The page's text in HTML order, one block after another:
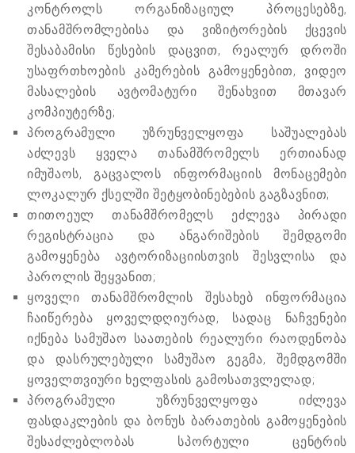
კონტროლს ორგანიზაციულ პროცესებზე,
თანამშრომლებისა და ვიზიტორების ქცევის
შესაბამისი წესების დაცვით, რეალურ დროში
უსაფრთხოების კამერების გამოყენებით, ვიდეო
მასალების ავტომატური შენახვით მთავარ
კომპიუტერზე;
პროგრამული უზრუნველყოფა საშუალებას
აძლევს ყველა თანამშრომელს ერთიანად
იმუშაოს, გაცვალოს ინფორმაციის მონაცემები
ლოკალურ ქსელში შეტყობინებების გაგზავნით;
თითოეულ თანამშრომელს ეძლევა პირადი
რეგისტრაცია და ანგარიშების შემდგომი
გამოყენება ავტორიზაციისთვის შესვლისა და
პაროლის შეყვანით;
ყოველი თანამშრომლის შესახებ ინფორმაცია
ჩაიწერება ყოველდღიურად, სადაც ნაჩვენები
იქნება სამუშაო საათების რეალური რაოდენობა
და დასრულებული სამუშაო გეგმა, შემდგომში
ყოველთვიური ხელფასის გამოსათვლელად;
პროგრამული უზრუნველყოფა იძლევა
ფასდაკლების და ბონუს ბარათების გამოყენების
შესაძლებლობას სპორტული ცენტრის